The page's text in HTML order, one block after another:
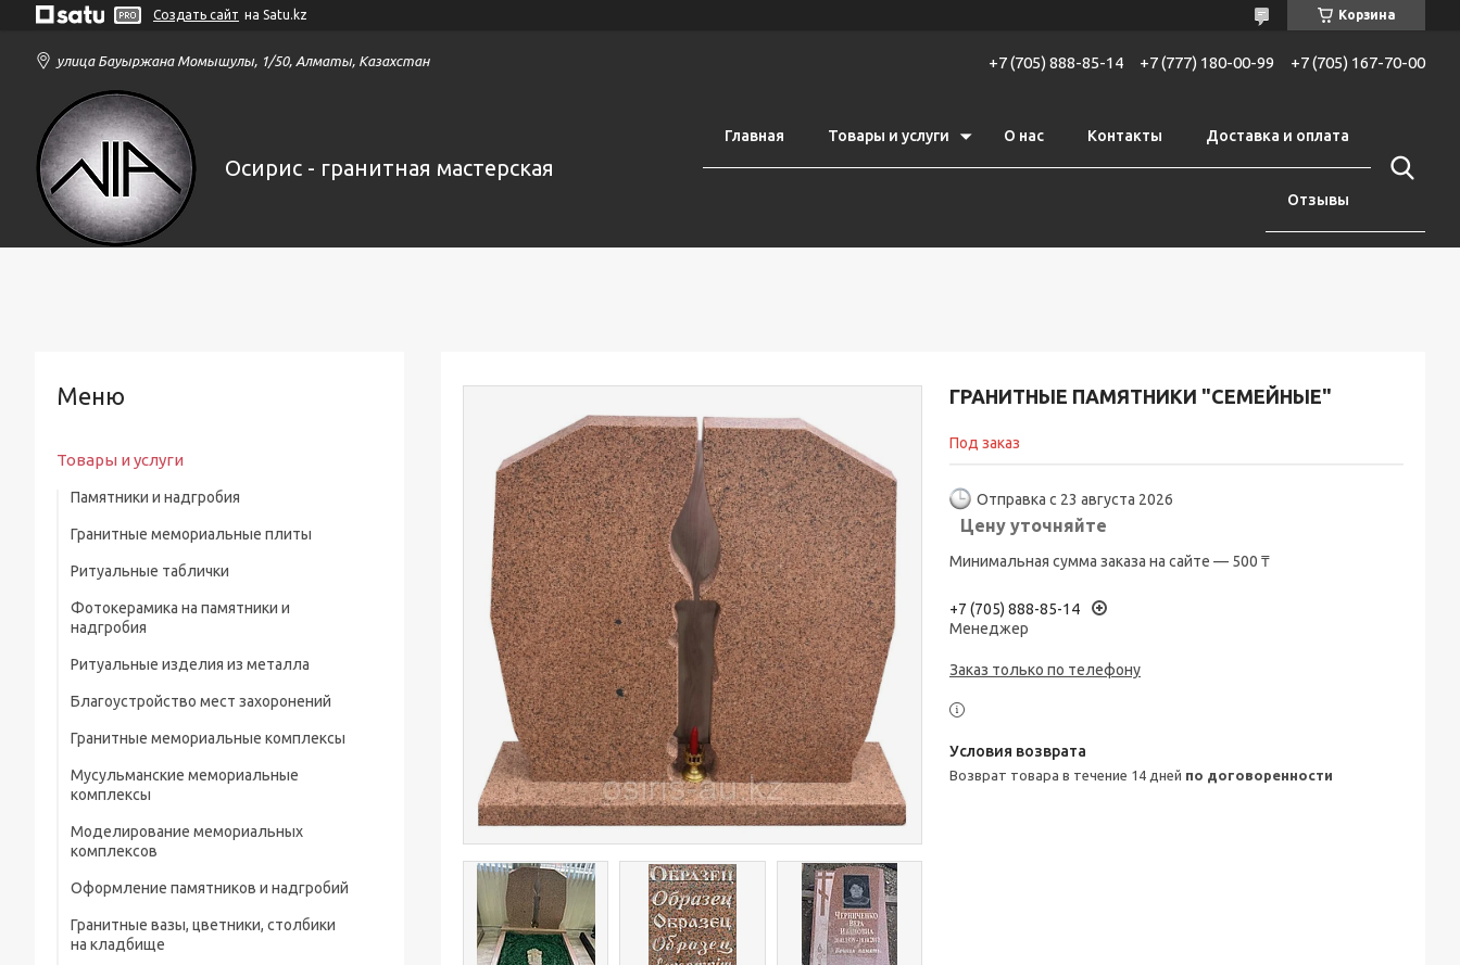
Создать сайт на Satu.kz Корзина
улица Бауыржана Момышулы, 1/50, Алматы, Казахстан +7 (705) 888-85-14 +7 (777) 180-00-99 +7 (705) 167-70-00
Осирис - гранитная мастерская
Главная Товары и услуги О нас Контакты Доставка и оплата
Отзывы
ГРАНИТНЫЕ ПАМЯТНИКИ "СЕМЕЙНЫЕ"
Под заказ
Отправка с 23 августа 2026
Цену уточняйте
Минимальная сумма заказа на сайте — 500 ₸
+7 (705) 888-85-14
Менеджер
Заказ только по телефону
возврат товара в течение 14 дней по договоренности
Товары и услуги
Памятники и надгробия
Гранитные мемориальные плиты
Мусульманские мемориальные плиты
Мемориальные плиты
Ритуальные таблички
Фотокерамика на памятники и
надгробия
Ритуальные изделия из металла
Металлические ограды на кладбище
Металлические кресты на кладбище
Металлические изделия и конструкции
кладбище
Металлические цветники на кладбище
Благоустройство мест захоронений
Гранитные мемориальные комплексы
Мусульманские мемориальные
комплексы
Моделирование мемориальных
комплексов
Оформление памятников и надгробий
Портреты на памятники и надгробия
Гранитные вазы, цветники, столбики
на кладбище